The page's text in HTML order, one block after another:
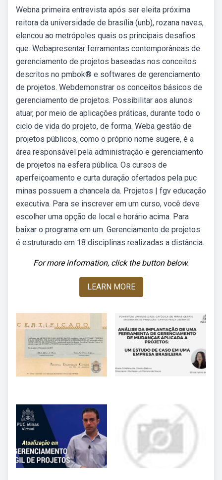
Webna primeira entrevista após ser eleita próxima
reitora da universidade de brasília (unb), rozana naves,
elencou ao metrópoles quais os principais desafios
que. Webapresentar ferramentas contemporâneas de
gerenciamento de projetos baseadas nos conceitos
descritos no pmbok® e softwares de gerenciamento
de projetos. Webdemonstrar os conceitos básicos de
gerenciamento de projetos. Possibilitar aos alunos
atuar, por meio de aplicações práticas, durante todo o
ciclo de vida do projeto, de forma. Weba gestão de
projetos públicos, como o próprio nome sugere, é a
área responsável pela administração e gerenciamento
de projetos na esfera pública. Os cursos de
aperfeiçoamento e curta duração ofertados pela puc
minas possuem a chancela da. Projetos | fgv educação
executiva. Para se inscrever em um curso, você deve
escolher uma opção de local e horário acima. Para
baixar o programa em um. Gerenciamento de projetos
é estruturado em 18 disciplinas realizadas a distância.
For more information, click the button below.
LEARN MORE